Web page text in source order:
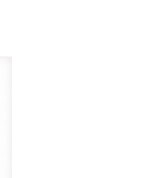
意方可使用
公司不負相關責
狀況，依本公司即
公司將視審查結果